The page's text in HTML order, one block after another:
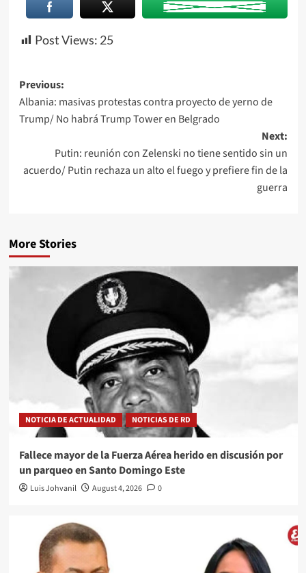
Post Views: 25
Previous:
Albania: masivas protestas contra proyecto de yerno de
Trump/ No habrá Trump Tower en Belgrado
Next:
Putin: reunión con Zelenski no tiene sentido sin un
acuerdo/ Putin rechaza un alto el fuego y prefiere fin de la
guerra
More Stories
NOTICIA DE ACTUALIDAD NOTICIAS DE RD
Fallece mayor de la Fuerza Aérea herido en discusión por
un parqueo en Santo Domingo Este
Luis Johvanil August 4, 2026 0